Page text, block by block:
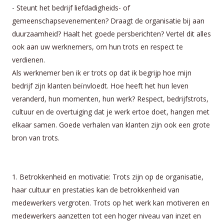
- Steunt het bedrijf liefdadigheids- of
gemeenschapsevenementen? Draagt de organisatie bij aan
duurzaamheid? Haalt het goede persberichten? Vertel dit alles
ook aan uw werknemers, om hun trots en respect te
verdienen.
Als werknemer ben ik er trots op dat ik begrijp hoe mijn
bedrijf zijn klanten beïnvloedt. Hoe heeft het hun leven
veranderd, hun momenten, hun werk? Respect, bedrijfstrots,
cultuur en de overtuiging dat je werk ertoe doet, hangen met
elkaar samen. Goede verhalen van klanten zijn ook een grote
bron van trots.
1. Betrokkenheid en motivatie: Trots zijn op de organisatie,
haar cultuur en prestaties kan de betrokkenheid van
medewerkers vergroten. Trots op het werk kan motiveren en
medewerkers aanzetten tot een hoger niveau van inzet en